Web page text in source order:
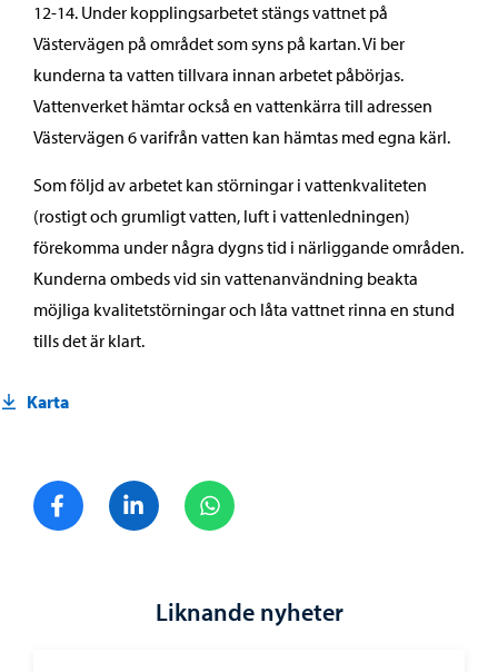
12-14. Under kopplingsarbetet stängs vattnet på
Västervägen på området som syns på kartan. Vi ber
kunderna ta vatten tillvara innan arbetet påbörjas.
Vattenverket hämtar också en vattenkärra till adressen
Västervägen 6 varifrån vatten kan hämtas med egna kärl.
Som följd av arbetet kan störningar i vattenkvaliteten
(rostigt och grumligt vatten, luft i vattenledningen)
förekomma under några dygns tid i närliggande områden.
Kunderna ombeds vid sin vattenanvändning beakta
möjliga kvalitetstörningar och låta vattnet rinna en stund
tills det är klart.
Karta
Dela på FacebookDela på LinkedIn
Liknande nyheter